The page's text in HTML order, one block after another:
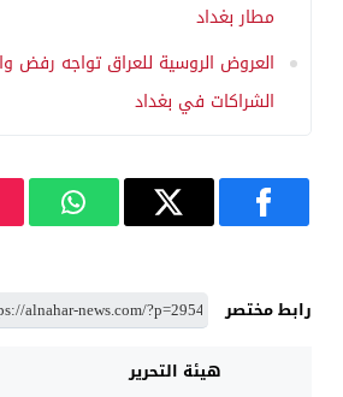
مطار بغداد
العروض الروسية للعراق تواجه
الشراكات في بغداد
رابط مختصر
هيئة التحرير